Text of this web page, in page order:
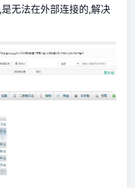
无法在外部连接的,解决